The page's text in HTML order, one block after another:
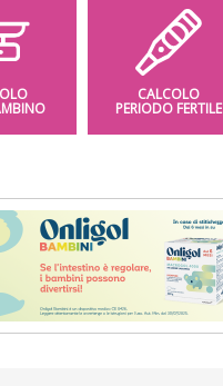
CALCOLO
PERIODO FERTILE